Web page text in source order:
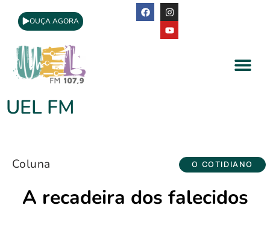
OUÇA AGORA
UEL FM
Coluna O COTIDIANO
A recadeira dos falecidos